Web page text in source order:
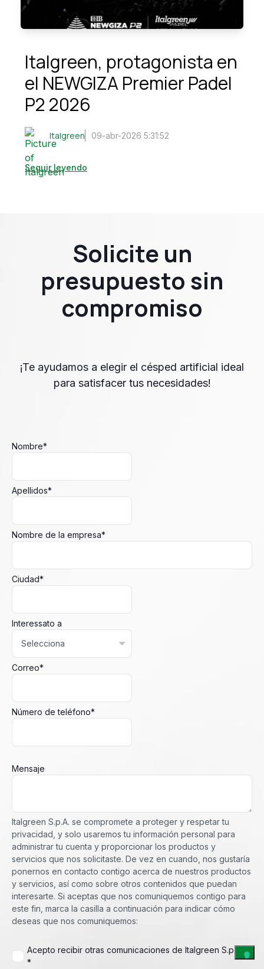
Italgreen, protagonista en
el NEWGIZA Premier Padel
P2 2026
Italgreen 09-abr-2026 5:31:52
Seguir leyendo
Solicite un
presupuesto sin
compromiso
¡Te ayudamos a elegir el césped artificial ideal
para satisfacer tus necesidades!
Nombre*
Apellidos*
Nombre de la empresa*
Ciudad*
Interessato a
Correo*
Número de teléfono*
Mensaje
Italgreen S.p.A. se compromete a proteger y respetar tu
privacidad, y solo usaremos tu información personal para
administrar tu cuenta y proporcionar los productos y
servicios que nos solicitaste. De vez en cuando, nos gustaría
ponernos en contacto contigo acerca de nuestros productos
y servicios, así como sobre otros contenidos que puedan
interesarte. Si aceptas que nos comuniquemos contigo para
este fin, marca la casilla a continuación para indicar cómo
deseas que nos comuniquemos:
Acepto recibir otras comunicaciones de Italgreen S.p.A..
*